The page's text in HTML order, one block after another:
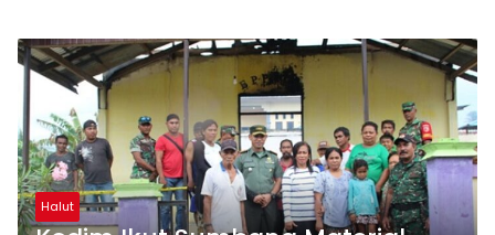
Halut